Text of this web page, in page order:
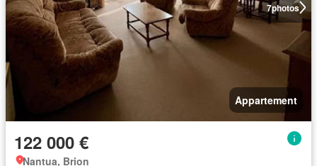
7photos
Appartement
122 000 €
Nantua, Brion